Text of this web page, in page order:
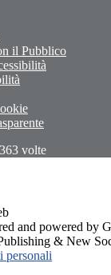
il Pubblico
363 volte
and powered by
& New
personali